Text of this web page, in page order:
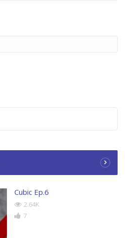
Cubic Ep.6
2.64K
7